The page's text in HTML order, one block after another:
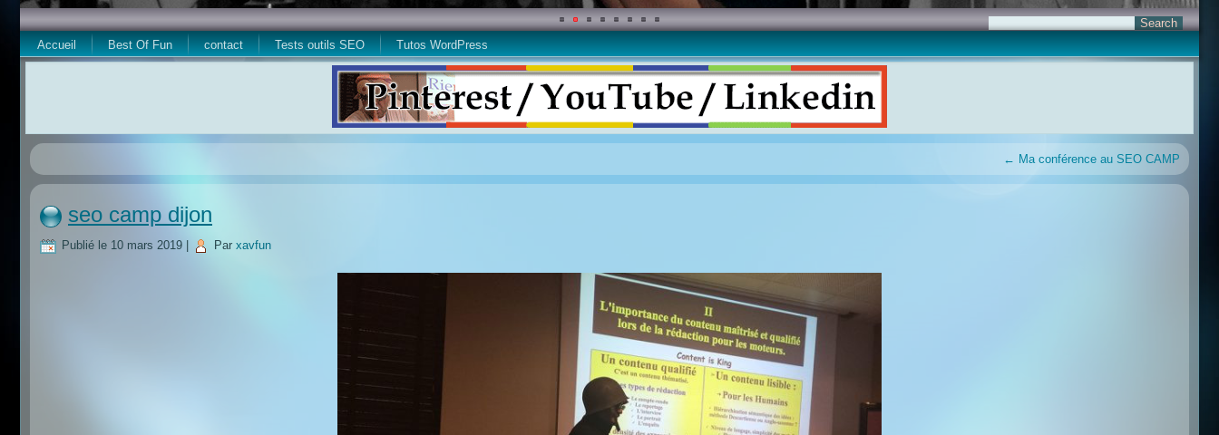
Accueil Best Of Fun contact Tests outils SEO Tutos WordPress
← Ma conférence au SEO CAMP
seo camp dijon
Publié le 10 mars 2019 Par xavfun